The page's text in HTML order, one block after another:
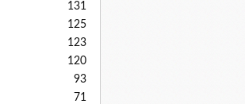
131
125
123
120
93
71